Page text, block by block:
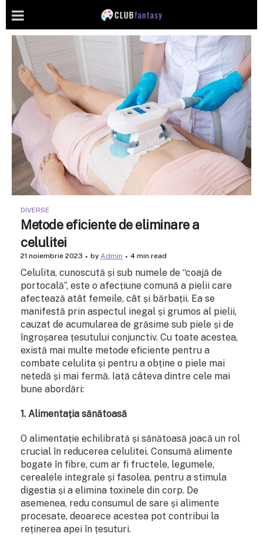
DIVERSE
Metode eficiente de eliminare a
celulitei
21 noiembrie 2023 by Admin 4 min read
Celulita, cunoscută și sub numele de “coajă de
portocală”, este o afecțiune comună a pielii care
afectează atât femeile, cât și bărbații. Ea se
manifestă prin aspectul inegal și grumos al pielii,
cauzat de acumularea de grăsime sub piele și de
îngroșarea țesutului conjunctiv. Cu toate acestea,
există mai multe metode eficiente pentru a
combate celulita și pentru a obține o piele mai
netedă și mai fermă. Iată câteva dintre cele mai
bune abordări:
1. Alimentația sănătoasă
O alimentație echilibrată și sănătoasă joacă un rol
crucial în reducerea celulitei. Consumă alimente
bogate în fibre, cum ar fi fructele, legumele,
cerealele integrale și fasolea, pentru a stimula
digestia și a elimina toxinele din corp. De
asemenea, redu consumul de sare și alimente
procesate, deoarece acestea pot contribui la
reținerea apei în țesuturi.